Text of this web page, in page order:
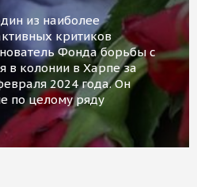
из наиболее
критиков
Фонда борьбы с
в колонии в Харпе за
2024 года. Он
по целому ряду